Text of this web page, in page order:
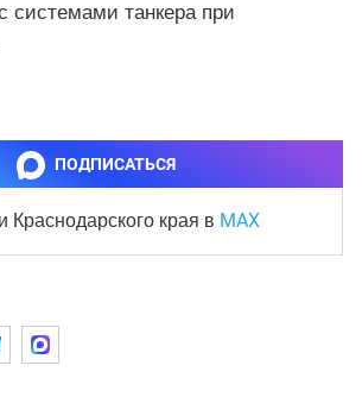
системами танкера при
ПОДПИСАТЬСЯ
Краснодарского края в MAX